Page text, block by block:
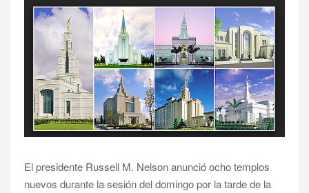
El presidente Russell M. Nelson anunció ocho templos
nuevos durante la sesión del domingo por la tarde de la